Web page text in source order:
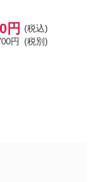
円
(税込)
円 (税別)